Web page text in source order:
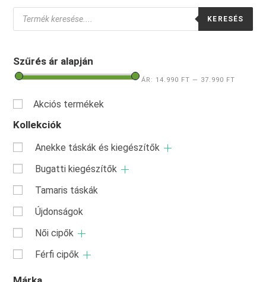
Products
search
KERESÉS
Szűrés ár alapján
ÁR: 14.990 FT — 37.990 FT
Akciós termékek
Kollekciók
Anekke táskák és kiegészítők
Bugatti kiegészítők
Tamaris táskák
Újdonságok
Női cipők
Férfi cipők